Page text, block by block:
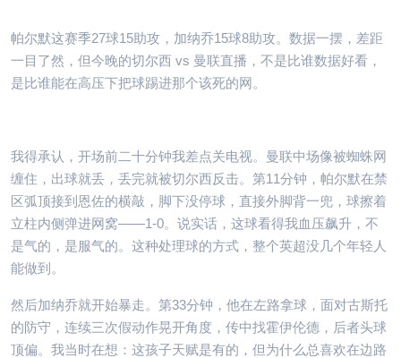
帕尔默这赛季27球15助攻，加纳乔15球8助攻。数据一摆，差距
一目了然，但今晚的切尔西 vs 曼联直播，不是比谁数据好看，
是比谁能在高压下把球踢进那个该死的网。
我得承认，开场前二十分钟我差点关电视。曼联中场像被蜘蛛网
缠住，出球就丢，丢完就被切尔西反击。第11分钟，帕尔默在禁
区弧顶接到恩佐的横敲，脚下没停球，直接外脚背一兜，球擦着
立柱内侧弹进网窝——1-0。说实话，这球看得我血压飙升，不
是气的，是服气的。这种处理球的方式，整个英超没几个年轻人
能做到。
然后加纳乔就开始暴走。第33分钟，他在左路拿球，面对古斯托
的防守，连续三次假动作晃开角度，传中找霍伊伦德，后者头球
顶偏。我当时在想：这孩子天赋是有的，但为什么总喜欢在边路